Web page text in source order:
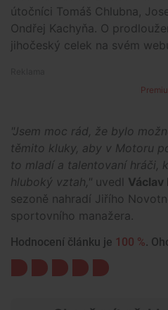
útočníci Tomáš Chlubna,
Ondřej Kachyňa. O
jihočeský celek na svém
"Jsem moc rád, že bylo
těmito kluky, aby v Motoru
to mladí a talentovaní hráči,
hluboký vztah," uvedl
sezoně nahradí Jiřího
sportovního manažera.
Hodnocení článku je 100 %.